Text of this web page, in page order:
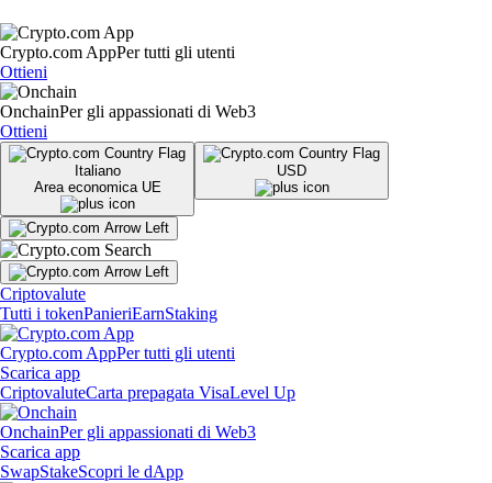
Crypto.com AppPer tutti gli utenti
Ottieni
OnchainPer gli appassionati di Web3
Ottieni
Italiano
Area economica UE
USD
Criptovalute
Tutti i tokenPanieriEarnStaking
Crypto.com AppPer tutti gli utenti
Scarica app
CriptovaluteCarta prepagata VisaLevel Up
OnchainPer gli appassionati di Web3
Scarica app
SwapStakeScopri le dApp